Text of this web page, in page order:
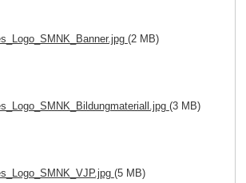
(2 MB)
(3 MB)
(5 MB)